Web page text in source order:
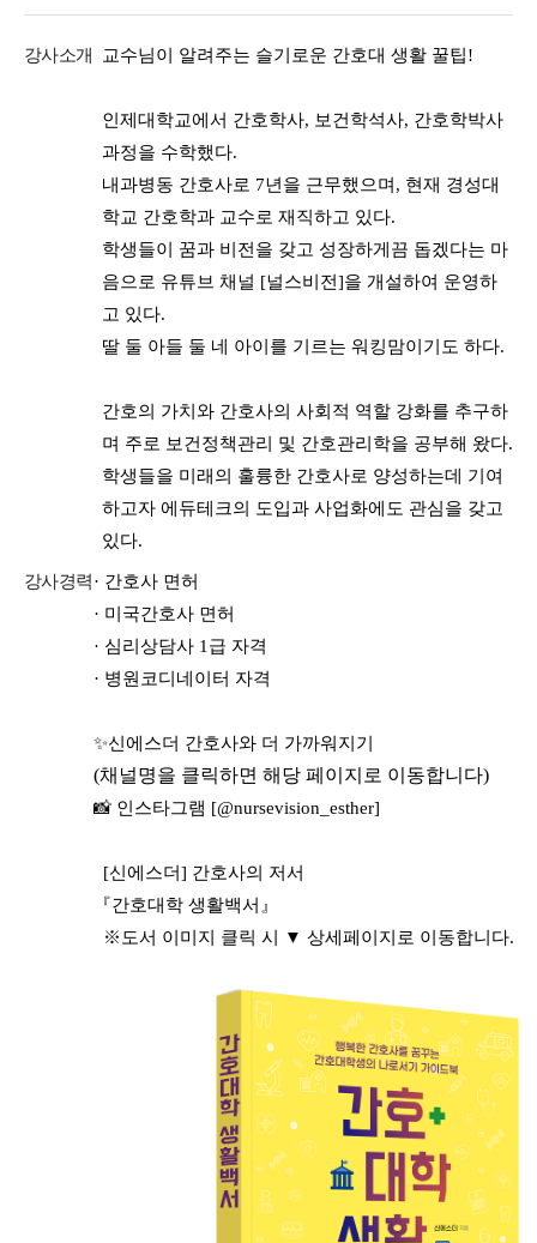
강사소개 교수님이 알려주는 슬기로운 간호대 생활 꿀팁!
인제대학교에서 간호학사, 보건학석사, 간호학박사
과정을 수학했다.
내과병동 간호사로 7년을 근무했으며, 현재 경성대
학교 간호학과 교수로 재직하고 있다.
학생들이 꿈과 비전을 갖고 성장하게끔 돕겠다는 마
음으로 유튜브 채널 [널스비전]을 개설하여 운영하
고 있다.
딸 둘 아들 둘 네 아이를 기르는 워킹맘이기도 하다.
간호의 가치와 간호사의 사회적 역할 강화를 추구하
며 주로 보건정책관리 및 간호관리학을 공부해 왔다.
학생들을 미래의 훌륭한 간호사로 양성하는데 기여
하고자 에듀테크의 도입과 사업화에도 관심을 갖고
있다.
강사경력· 간호사 면허
· 미국간호사 면허
· 심리상담사 1급 자격
· 병원코디네이터 자격
✨신에스더 간호사와 더 가까워지기
(채널명을 클릭하면 해당 페이지로 이동합니다)
📸 인스타그램 [@nursevision_esther]
[신에스더] 간호사의 저서
『간호대학 생활백서』
※도서 이미지 클릭 시 ▼ 상세페이지로 이동합니다.